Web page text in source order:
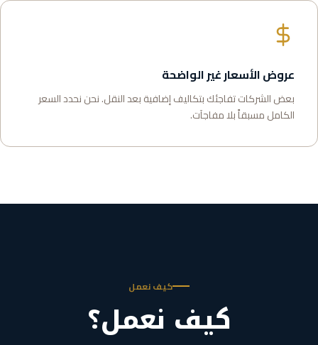
عروض الأسعار غير الواضحة
بعض الشركات تفاجئك بتكاليف إضافية بعد النقل. نحن نحدد السعر
الكامل مسبقاً بلا مفاجآت.
كيف نعمل
كيف نعمل؟